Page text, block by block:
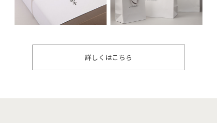
詳しくはこちら